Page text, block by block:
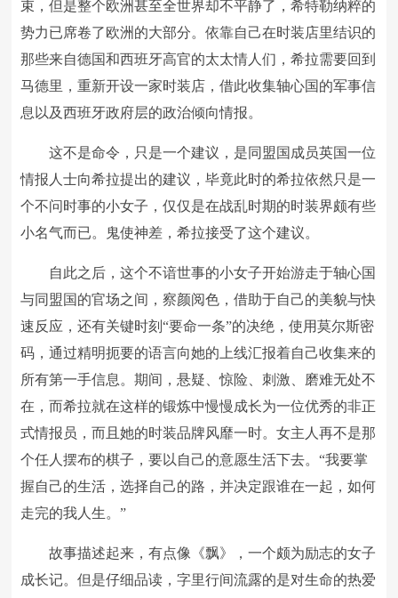
束，但是整个欧洲甚至全世界却不平静了，希特勒纳粹的
势力已席卷了欧洲的大部分。依靠自己在时装店里结识的
那些来自德国和西班牙高官的太太情人们，希拉需要回到
马德里，重新开设一家时装店，借此收集轴心国的军事信
息以及西班牙政府层的政治倾向情报。
这不是命令，只是一个建议，是同盟国成员英国一位
情报人士向希拉提出的建议，毕竟此时的希拉依然只是一
个不问时事的小女子，仅仅是在战乱时期的时装界颇有些
小名气而已。鬼使神差，希拉接受了这个建议。
自此之后，这个不谙世事的小女子开始游走于轴心国
与同盟国的官场之间，察颜阅色，借助于自己的美貌与快
速反应，还有关键时刻“要命一条”的决绝，使用莫尔斯密
码，通过精明扼要的语言向她的上线汇报着自己收集来的
所有第一手信息。期间，悬疑、惊险、刺激、磨难无处不
在，而希拉就在这样的锻炼中慢慢成长为一位优秀的非正
式情报员，而且她的时装品牌风靡一时。女主人再不是那
个任人摆布的棋子，要以自己的意愿生活下去。“我要掌
握自己的生活，选择自己的路，并决定跟谁在一起，如何
走完的我人生。”
故事描述起来，有点像《飘》，一个颇为励志的女子
成长记。但是仔细品读，字里行间流露的是对生命的热爱